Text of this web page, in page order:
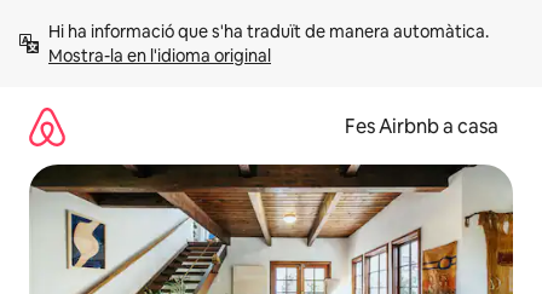
Mostra-la en l'idioma original
Fes Airbnb a casa